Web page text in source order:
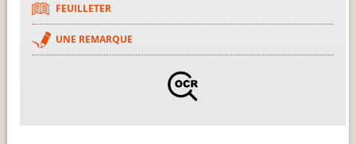
FEUILLETER
UNE REMARQUE